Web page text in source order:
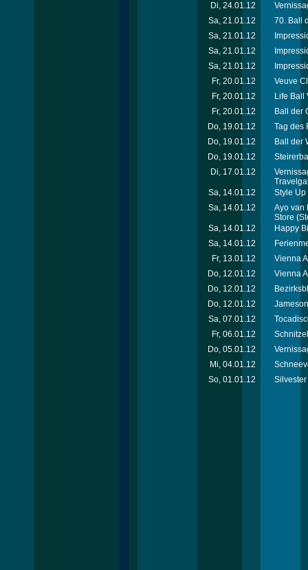
Di, 24.01.12
Sa, 21.01.12
70. Ball
Sa, 21.01.12
Sa, 21.01.12
Sa, 21.01.12
Fr, 20.01.12
Veuve
Fr, 20.01.12
Life Ball
Fr, 20.01.12
Ball der
Do, 19.01.12
Tag des
Do, 19.01.12
Ball der
Do, 19.01.12
Di, 17.01.12
Sa, 14.01.12
Style Up
Sa, 14.01.12
Ayo van
Store
Sa, 14.01.12
Happy
Sa, 14.01.12
Fr, 13.01.12
Vienna
Do, 12.01.12
Vienna
Do, 12.01.12
Do, 12.01.12
Sa, 07.01.12
Fr, 06.01.12
Do, 05.01.12
Mi, 04.01.12
So, 01.01.12